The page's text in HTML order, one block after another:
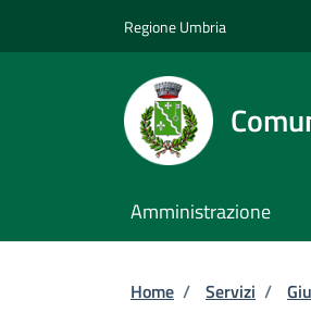
Regione Umbria
Amministrazione
Briciole
Home / Servizi /